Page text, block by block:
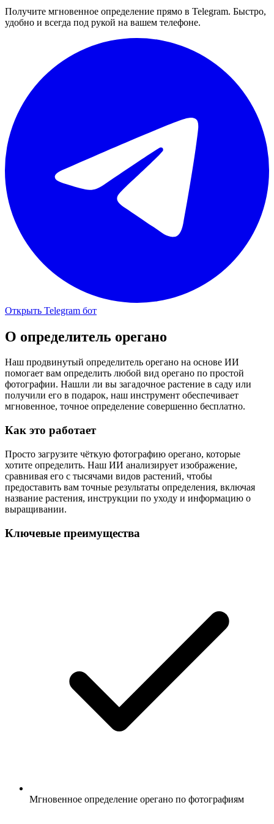
Получите мгновенное определение прямо в Telegram. Быстро,
удобно и всегда под рукой на вашем телефоне.
Открыть Telegram бот
О определитель орегано
Наш продвинутый определитель орегано на основе ИИ
помогает вам определить любой вид орегано по простой
фотографии. Нашли ли вы загадочное растение в саду или
получили его в подарок, наш инструмент обеспечивает
мгновенное, точное определение совершенно бесплатно.
Как это работает
Просто загрузите чёткую фотографию орегано, которые
хотите определить. Наш ИИ анализирует изображение,
сравнивая его с тысячами видов растений, чтобы
предоставить вам точные результаты определения, включая
название растения, инструкции по уходу и информацию о
выращивании.
Ключевые преимущества
Мгновенное определение орегано по фотографиям